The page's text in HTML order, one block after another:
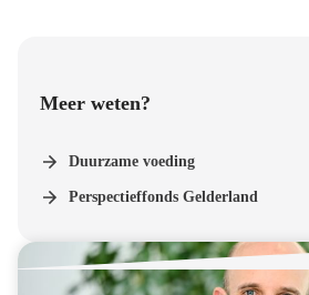
Meer weten?
Duurzame voeding
Perspectieffonds Gelderland